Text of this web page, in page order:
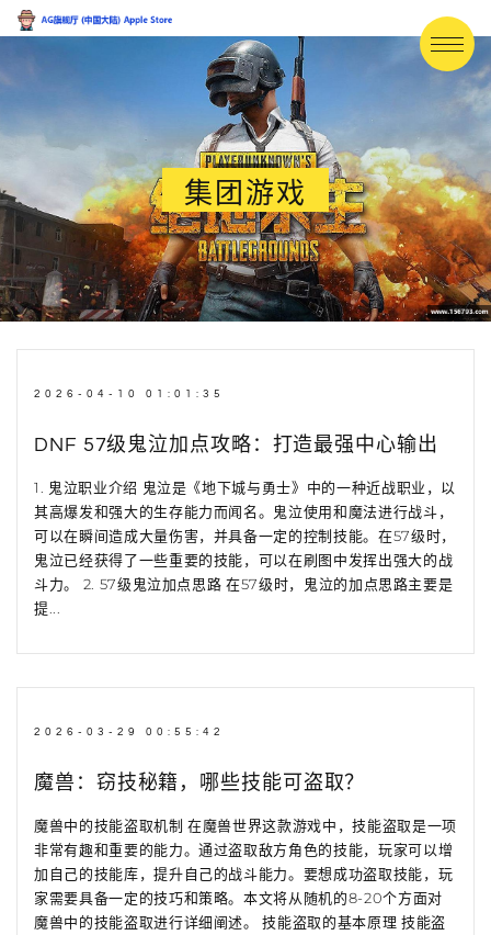
集团游戏
2026-04-10 01:01:35
DNF 57级鬼泣加点攻略：打造最强中心输出
1. 鬼泣职业介绍 鬼泣是《地下城与勇士》中的一种近战职业，以
其高爆发和强大的生存能力而闻名。鬼泣使用和魔法进行战斗，
可以在瞬间造成大量伤害，并具备一定的控制技能。在57级时，
鬼泣已经获得了一些重要的技能，可以在刷图中发挥出强大的战
斗力。 2. 57级鬼泣加点思路 在57级时，鬼泣的加点思路主要是
提...
2026-03-29 00:55:42
魔兽：窃技秘籍，哪些技能可盗取？
魔兽中的技能盗取机制 在魔兽世界这款游戏中，技能盗取是一项
非常有趣和重要的能力。通过盗取敌方角色的技能，玩家可以增
加自己的技能库，提升自己的战斗能力。要想成功盗取技能，玩
家需要具备一定的技巧和策略。本文将从随机的8-20个方面对
魔兽中的技能盗取进行详细阐述。 技能盗取的基本原理 技能盗